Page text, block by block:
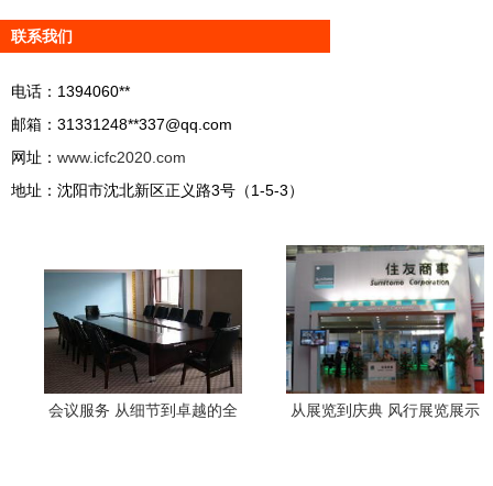
联系我们
电话：1394060**
邮箱：31331248**337@qq.com
网址： www.icfc2020.com
地址：沈阳市沈北新区正义路3号（1-5-3）
会议服务 从细节到卓越的全
从展览到庆典 风行展览展示